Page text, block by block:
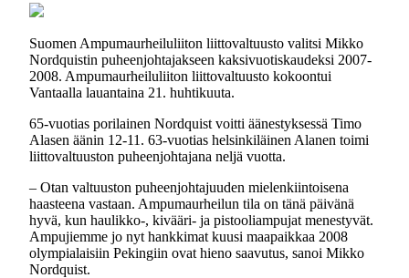
Suomen Ampumaurheiluliiton liittovaltuusto valitsi Mikko
Nordquistin puheenjohtajakseen kaksivuotiskaudeksi 2007-
2008. Ampumaurheiluliiton liittovaltuusto kokoontui
Vantaalla lauantaina 21. huhtikuuta.
65-vuotias porilainen Nordquist voitti äänestyksessä Timo
Alasen äänin 12-11. 63-vuotias helsinkiläinen Alanen toimi
liittovaltuuston puheenjohtajana neljä vuotta.
– Otan valtuuston puheenjohtajuuden mielenkiintoisena
haasteena vastaan. Ampumaurheilun tila on tänä päivänä
hyvä, kun haulikko-, kivääri- ja pistooliampujat menestyvät.
Ampujiemme jo nyt hankkimat kuusi maapaikkaa 2008
olympialaisiin Pekingiin ovat hieno saavutus, sanoi Mikko
Nordquist.